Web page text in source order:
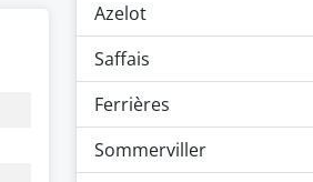
Azelot
Saffais
Ferrières
Sommerviller